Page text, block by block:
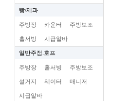
빵/제과
주방장 카운터 주방보조
홀서빙 시급알바
일반주점.호프
주방장 홀서빙 주방보조
설거지 웨이터 매니저
시급알바